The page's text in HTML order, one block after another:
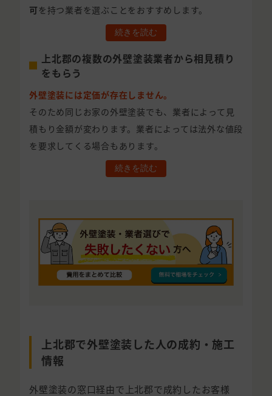
可 を持つ業者を選ぶことをおすすめします。
続きを読む
上北郡の複数の外壁塗装業者から相見積り
をもらう
外壁塗装には定価が存在しません。
そのため同じお家の外壁塗装でも、業者によって見
積もり金額が変わります。業者によっては法外な値段
を要求してくる場合もあります。
続きを読む
上北郡で外壁塗装した人の成約・施工
情報
外壁塗装の窓口経由で上北郡で成約したお客様